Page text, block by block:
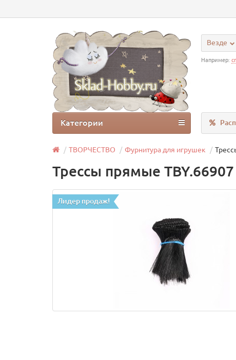
Везде
Например:
Категории
ТВОРЧЕСТВО Фурнитура для игрушек
Трессы прямые
Лидер продаж!